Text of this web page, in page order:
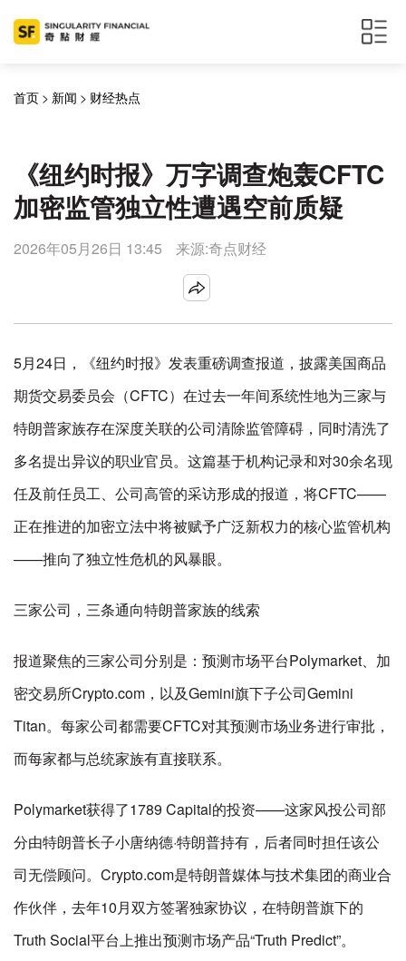
首页 > 新闻 > 财经热点
《纽约时报》万字调查炮轰CFTC
加密监管独立性遭遇空前质疑
2026年05月26日 13:45 来源:奇点财经
5月24日，《纽约时报》发表重磅调查报道，披露美国商品
期货交易委员会（CFTC）在过去一年间系统性地为三家与
特朗普家族存在深度关联的公司清除监管障碍，同时清洗了
多名提出异议的职业官员。这篇基于机构记录和对30余名现
任及前任员工、公司高管的采访形成的报道，将CFTC——
正在推进的加密立法中将被赋予广泛新权力的核心监管机构
——推向了独立性危机的风暴眼。
三家公司，三条通向特朗普家族的线索
报道聚焦的三家公司分别是：预测市场平台Polymarket、加
密交易所Crypto.com，以及Gemini旗下子公司Gemini
Titan。每家公司都需要CFTC对其预测市场业务进行审批，
而每家都与总统家族有直接联系。
Polymarket获得了1789 Capital的投资——这家风投公司部
分由特朗普长子小唐纳德·特朗普持有，后者同时担任该公
司无偿顾问。Crypto.com是特朗普媒体与技术集团的商业合
作伙伴，去年10月双方签署独家协议，在特朗普旗下的
Truth Social平台上推出预测市场产品“Truth Predict”。